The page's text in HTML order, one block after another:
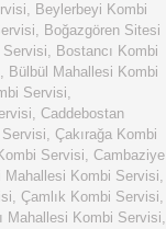
, Beylerbeyi Kombi
, Boğazgören Sitesi
Servisi, Bostancı Kombi
, Bülbül Mahallesi Kombi
Servisi,
, Caddebostan
, Çakırağa Kombi
Servisi, Cambaziye
Mahallesi Kombi Servisi,
, Çamlık Kombi Servisi,
Mahallesi Kombi Servisi,